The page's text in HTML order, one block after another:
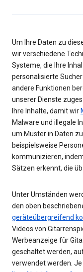
Um Ihre Daten zu
wir verschiedene
Systeme, die Ihre
personalisierte
andere Funktionen
unserer Dienste
Ihre Inhalte, damit wir
Malware und illegale
um Muster in Daten
beispielsweise
kommunizieren,
Sätzen erkennt, die
Unter Umständen
den oben
geräteübergreifend
Videos von
Werbeanzeige für
geschaltet werden,
verwendet werden.